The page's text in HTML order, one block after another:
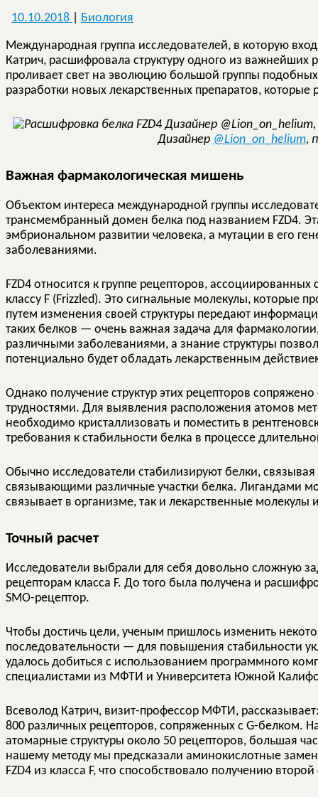
10.10.2018 Биология
Международная группа исследователей, в которую
Катрич, расшифровала структуру одного из важнейших
проливает свет на эволюцию большой группы
разработки новых лекарственных препаратов, которые
Дизайнер @Lion_on_helium,
Важная фармакологическая мишень
Объектом интереса международной группы
трансмембранный домен белка под названием FZD4.
эмбриональном развитии человека, а мутации в его
заболеваниями.
FZD4 относится к группе рецепторов,
классу F (Frizzled). Это сигнальные молекулы, которые
путем изменения своей структуры передают
таких белков — очень важная задача для
различными заболеваниями, а знание структуры
потенциально будет обладать лекарственным
Однако получение структур этих рецепторов
трудностями. Для выявления расположения атомов
необходимо кристаллизовать и поместить в
требования к стабильности белка в процессе
Обычно исследователи стабилизируют белки,
связывающими различные участки белка. Лигандами
связывает в организме, так и лекарственные
Точный расчет
Исследователи выбрали для себя довольно сложную
рецепторам класса F. До того была получена и
SMO-рецептор.
Чтобы достичь цели, ученым пришлось изменить
последовательности — для повышения стабильности
удалось добиться с использованием программного
специалистами из МФТИ и Университета Южной
Всеволод Катрич, визит-профессор МФТИ,
800 различных рецепторов, сопряженных с G-белком.
атомарные структуры около 50 рецепторов, большая
нашему методу мы предсказали аминокислотные
FZD4 из класса F, что способствовало получению